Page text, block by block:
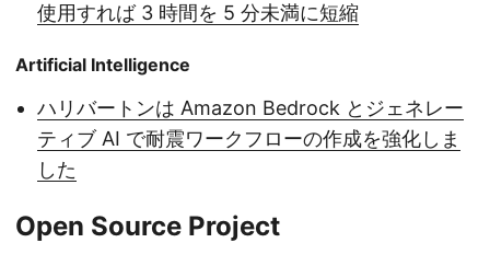
使用すれば 3 時間を 5 分未満に短縮
Artificial Intelligence
ハリバートンは Amazon Bedrock とジェネレー
ティブ AI で耐震ワークフローの作成を強化しま
した
Open Source Project